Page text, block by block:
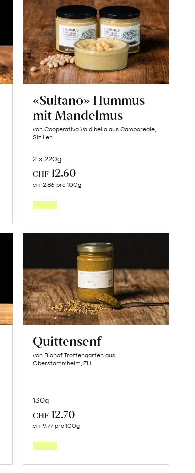
«Sultano» Hummus
mit Mandelmus
von Cooperativa Valdibella aus Camporeale,
Sizilien
2 x 220g
CHF 12.60
CHF 2.86 pro 100g
Quittensenf
von Biohof Trottengarten aus
Oberstammheim, ZH
130g
CHF 12.70
CHF 9.77 pro 100g